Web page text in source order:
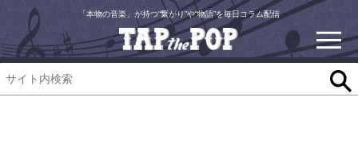
「本物の音楽」が持つ“繋がり”や“物語”を毎日コラム配信